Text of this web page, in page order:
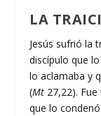
LA
Jesús sufrió la
discípulo que
lo aclamaba y
(Mt 27,22).
que lo